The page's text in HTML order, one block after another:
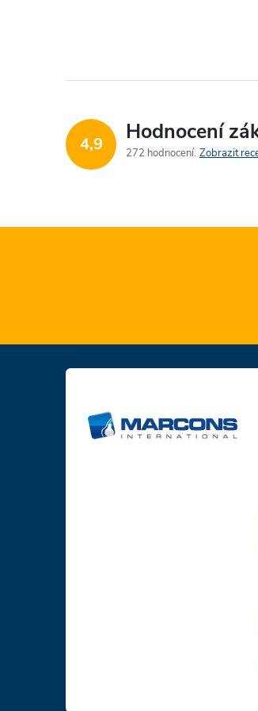
4,9 Hodnocení
272 hodnocení Zobrazit